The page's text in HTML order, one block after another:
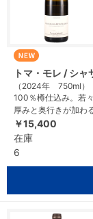
トマ・モレ / シ
（2024年 750ml）
100％樽仕込み。若
厚みと奥行きが加わ
￥15,400
在庫
6